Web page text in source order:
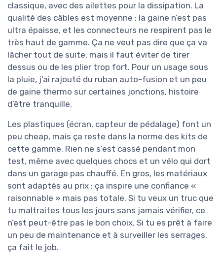
classique, avec des ailettes pour la dissipation. La
qualité des câbles est moyenne : la gaine n’est pas
ultra épaisse, et les connecteurs ne respirent pas le
très haut de gamme. Ça ne veut pas dire que ça va
lâcher tout de suite, mais il faut éviter de tirer
dessus ou de les plier trop fort. Pour un usage sous
la pluie, j’ai rajouté du ruban auto-fusion et un peu
de gaine thermo sur certaines jonctions, histoire
d’être tranquille.
Les plastiques (écran, capteur de pédalage) font un
peu cheap, mais ça reste dans la norme des kits de
cette gamme. Rien ne s’est cassé pendant mon
test, même avec quelques chocs et un vélo qui dort
dans un garage pas chauffé. En gros, les matériaux
sont adaptés au prix : ça inspire une confiance «
raisonnable » mais pas totale. Si tu veux un truc que
tu maltraites tous les jours sans jamais vérifier, ce
n’est peut-être pas le bon choix. Si tu es prêt à faire
un peu de maintenance et à surveiller les serrages,
ça fait le job.